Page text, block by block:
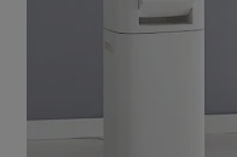
に適湿を保つ。
広範囲で角度が選べる（
たくさんの洗濯物もしっ